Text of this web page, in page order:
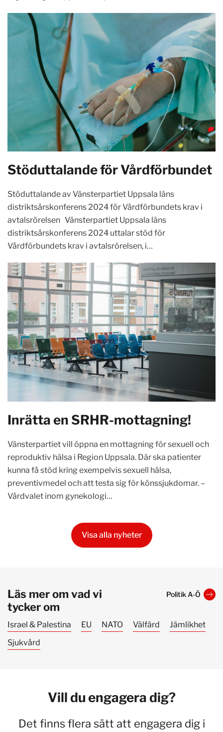
Stöduttalande för Vårdförbundet
Stöduttalande av Vänsterpartiet Uppsala läns
distriktsårskonferens 2024 för Vårdförbundets krav i
avtalsrörelsen Vänsterpartiet Uppsala läns
distriktsårskonferens 2024 uttalar stöd för
Vårdförbundets krav i avtalsrörelsen, i…
Inrätta en SRHR-mottagning!
Vänsterpartiet vill öppna en mottagning för sexuell och
reproduktiv hälsa i Region Uppsala. Där ska patienter
kunna få stöd kring exempelvis sexuell hälsa,
preventivmedel och att testa sig för könssjukdomar. –
Vårdvalet inom gynekologi…
Visa alla nyheter
Läs mer om vad vi
tycker om
Politik A-Ö
Israel & Palestina EU NATO Välfärd
Jämlikhet
Sjukvård
Vill du engagera dig?
Det finns flera sätt att engagera dig i